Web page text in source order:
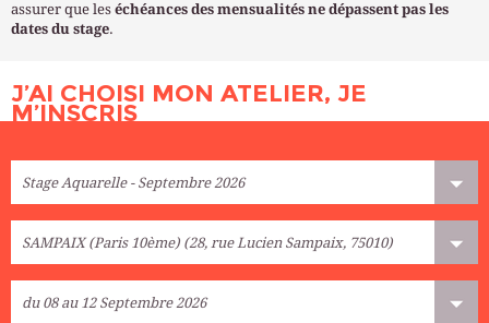
assurer que les échéances des mensualités ne dépassent pas les
dates du stage.
J’AI CHOISI MON ATELIER, JE
M’INSCRIS